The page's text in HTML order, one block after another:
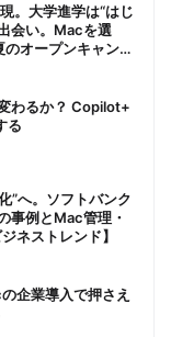
。大学進学は“はじ
会い。Macを選
オープンキャンパ
わるか？ Copilot+
る
”へ。ソフトバンク
事例とMac管理・
ネストレンド】
企業導入で押さえ